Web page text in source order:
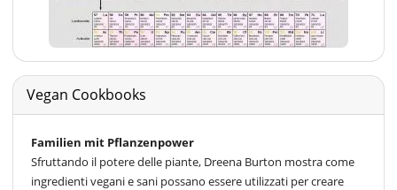
Vegan Cookbooks
Familien mit Pflanzenpower
Sfruttando il potere delle piante, Dreena Burton mostra come
ingredienti vegani e sani possano essere utilizzati per creare